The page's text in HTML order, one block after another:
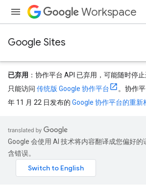
Workspace
Google Sites
已弃用 ：协作平台 API 已弃用，可能随时停
只能访问 传统版 Google 协作平台
。协作
年 11 月 22 日发布的 Google 协作平台的重新
Google 会使用 AI 技术将内容翻译成您偏好的
含错误。